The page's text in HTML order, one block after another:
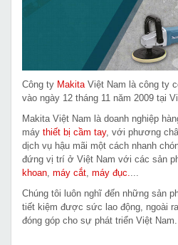
Công ty MakitaViệt Nam là công ty
vào ngày 12 tháng 11 năm 2009 tại
Makita Việt Nam là doanh nghiệp
máy thiết bị cầm tay, với phương
dịch vụ hậu mãi một cách nhanh
đứng vị trí ở Việt Nam với các sản
khoan, máy cắt, máy đục....
Chúng tôi luôn nghĩ đến những sản
tiết kiệm được sức lao động, ngoài
đóng góp cho sự phát triển Việt Nam.